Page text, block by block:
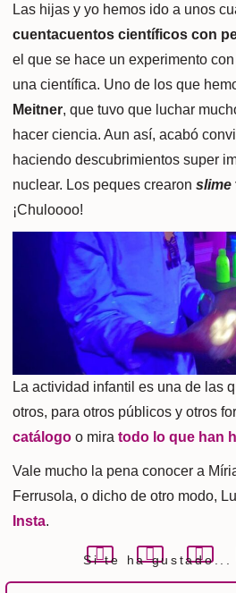
Las hijas y yo hemos ido a unos
cuentacuentos científicos con
el que se hace un experimento
una científica. Uno de los que
Meitner, que tuvo que luchar
hacer ciencia. Aun así, acabó
haciendo descubrimientos super
nuclear. Los peques crearon slime
¡Chuloooo!
La actividad infantil es una de las
otros, para otros públicos y otros
catálogo o mira todo lo que han
Vale mucho la pena conocer a
Ferrusola, o dicho de otro modo,
Insta.
Si te ha